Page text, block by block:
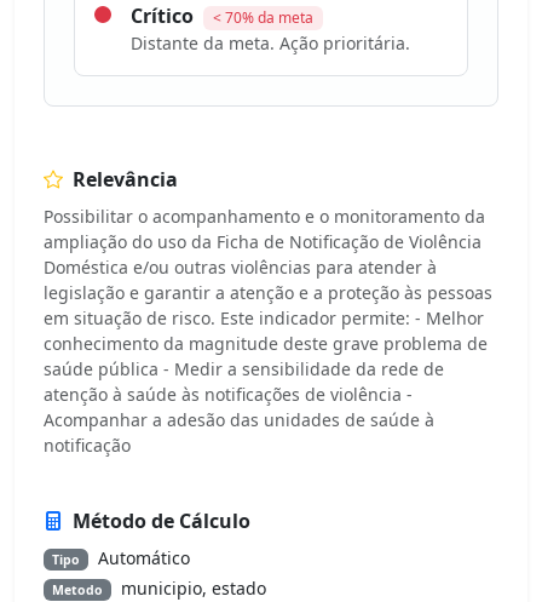
Crítico < 70% da meta
Distante da meta. Ação prioritária.
Relevância
Possibilitar o acompanhamento e o monitoramento da
ampliação do uso da Ficha de Notificação de Violência
Doméstica e/ou outras violências para atender à
legislação e garantir a atenção e a proteção às pessoas
em situação de risco. Este indicador permite: - Melhor
conhecimento da magnitude deste grave problema de
saúde pública - Medir a sensibilidade da rede de
atenção à saúde às notificações de violência -
Acompanhar a adesão das unidades de saúde à
notificação
Método de Cálculo
Tipo Automático
Metodo municipio, estado